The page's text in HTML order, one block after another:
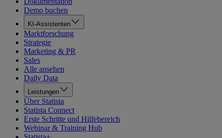
Demo buchen
KI-Assistenten
Marktforschung
Strategie
Marketing & PR
Sales
Alle ansehen
Daily Data
Leistungen
Über Statista
Statista Connect
Erste Schritte und Hilfebereich
Webinar & Training Hub